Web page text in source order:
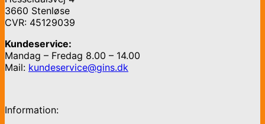
3660 Stenløse
CVR: 45129039
Kundeservice:
Mandag – Fredag 8.00 – 14.00
Mail: kundeservice@gins.dk
Information: